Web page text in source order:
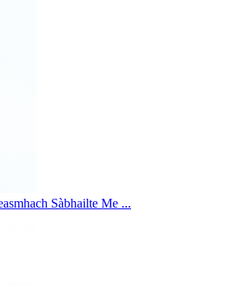
Sàbhailte Me ...